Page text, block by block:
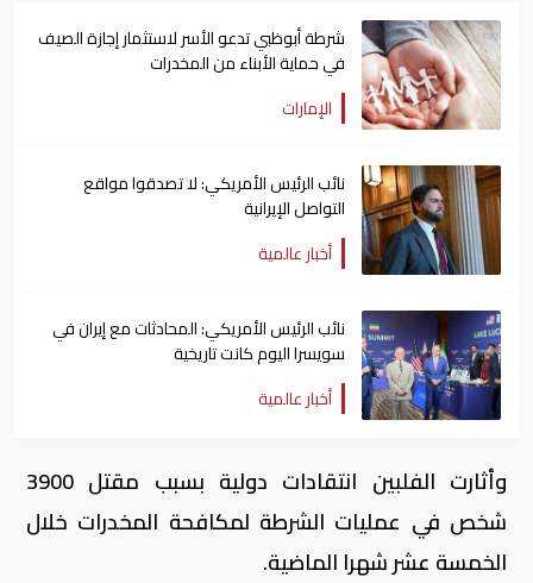
شرطة أبوظبي تدعو الأسر لاستثمار إجازة الصيف
في حماية الأبناء من المخدرات
الإمارات
نائب الرئيس الأمريكي: لا تصدقوا مواقع
التواصل الإيرانية
أخبار عالمية
نائب الرئيس الأمريكي: المحادثات مع إيران في
سويسرا اليوم كانت تاريخية
أخبار عالمية
وأثارت الفلبين انتقادات دولية بسبب مقتل 3900
شخص في عمليات الشرطة لمكافحة المخدرات خلال
الخمسة عشر شهرا الماضية.